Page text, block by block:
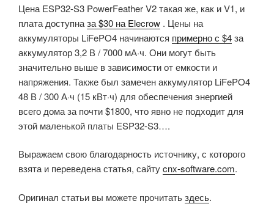
Цена ESP32-S3 PowerFeather V2 такая же, как и V1, и
плата доступназа $30 на Elecrow . Цены на
аккумуляторы LiFePO4 начинаются примерно с $4за
аккумулятор 3,2 В / 7000 мА·ч. Они могут быть
значительно выше в зависимости от емкости и
напряжения. Также был замечен аккумулятор LiFePO4
48 В / 300 А·ч (15 кВт·ч) для обеспечения энергией
всего дома за почти $1800, что явно не подходит для
этой маленькой платы ESP32-S3….
Выражаем свою благодарность источнику, с которого
взята и переведена статья, сайтуcnx-software.com.
Оригинал статьи вы можете прочитатьздесь.